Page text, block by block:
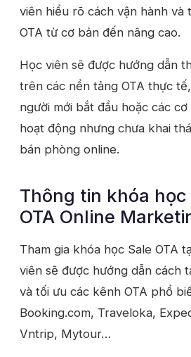
viên hiểu rõ cách vận hành và
OTA từ cơ bản đến nâng cao.
Học viên sẽ được hướng dẫn
trên các nền tảng OTA thực
người mới bắt đầu hoặc các
hoạt động nhưng chưa khai
bán phòng online.
Thông tin khóa học
OTA Online
Tham gia khóa học Sale OTA
viên sẽ được hướng dẫn cách
và tối ưu các kênh OTA phổ
Booking.com, Traveloka,
Vntrip, Mytour…